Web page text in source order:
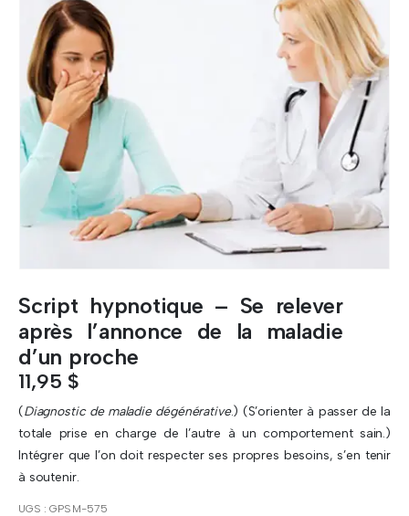
Script hypnotique – Se relever
après l’annonce de la maladie
d’un proche
11,95 $
(Diagnostic de maladie dégénérative.) (S’orienter à passer de la
totale prise en charge de l’autre à un comportement sain.)
Intégrer que l’on doit respecter ses propres besoins, s’en tenir
à soutenir.
UGS :GPSM-575